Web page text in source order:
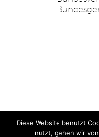
Impressum Jobs
Diese Website benutzt
nutzt, gehen wir